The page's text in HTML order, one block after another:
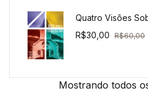
Mostrando todos
Quatro Visões
R$30,00 R$60,00